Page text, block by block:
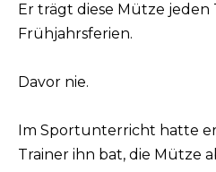
Er trägt diese Mütze jeden
Frühjahrsferien.
Davor nie.
Im Sportunterricht hatte
Trainer ihn bat, die Mütze